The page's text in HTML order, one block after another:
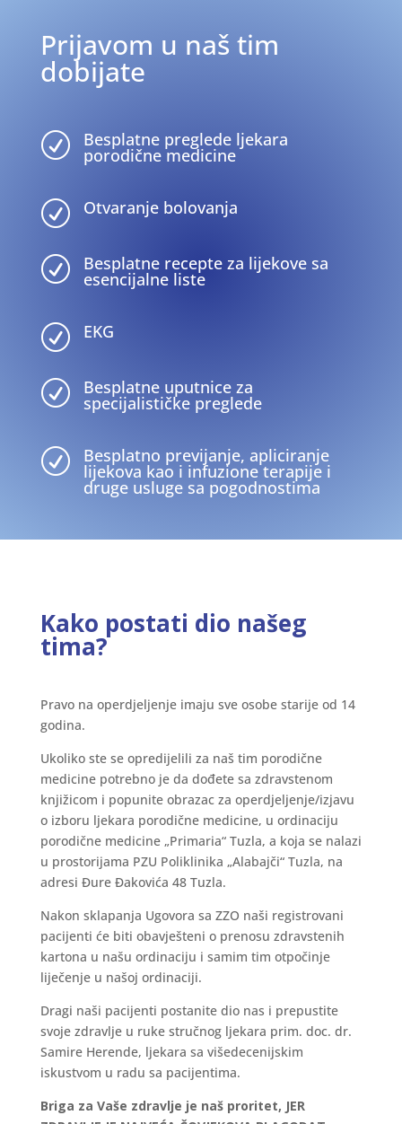
Prijavom u naš tim
dobijate
R Besplatne preglede ljekara
porodične medicine
R Otvaranje bolovanja
R Besplatne recepte za lijekove sa
esencijalne liste
R EKG
R Besplatne uputnice za
specijalističke preglede
R Besplatno previjanje, apliciranje
lijekova kao i infuzione terapije i
druge usluge sa pogodnostima
Kako postati dio našeg
tima?
Pravo na operdjeljenje imaju sve osobe starije od 14
godina.
Ukoliko ste se opredijelili za naš tim porodične
medicine potrebno je da dođete sa zdravstenom
knjižicom i popunite obrazac za operdjeljenje/izjavu
o izboru ljekara porodične medicine, u ordinaciju
porodične medicine „Primaria“ Tuzla, a koja se nalazi
u prostorijama PZU Poliklinika „Alabajči“ Tuzla, na
adresi Đure Đakovića 48 Tuzla.
Nakon sklapanja Ugovora sa ZZO naši registrovani
pacijenti će biti obavješteni o prenosu zdravstenih
kartona u našu ordinaciju i samim tim otpočinje
liječenje u našoj ordinaciji.
Dragi naši pacijenti postanite dio nas i prepustite
svoje zdravlje u ruke stručnog ljekara prim. doc. dr.
Samire Herende, ljekara sa višedecenijskim
iskustvom u radu sa pacijentima.
Briga za Vaše zdravlje je naš proritet, JER